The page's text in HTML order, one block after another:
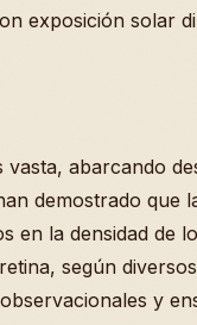
exposición solar
abarcando
demostrado que
en la densidad de
según
y